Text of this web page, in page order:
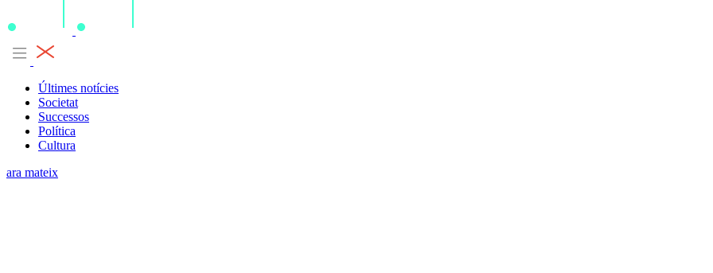
Últimes notícies
Societat
Successos
Política
Cultura
ara mateix